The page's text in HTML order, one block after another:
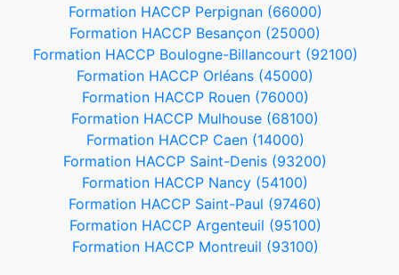
Formation HACCP Perpignan (66000)
Formation HACCP Besançon (25000)
Formation HACCP Boulogne-Billancourt (92100)
Formation HACCP Orléans (45000)
Formation HACCP Rouen (76000)
Formation HACCP Mulhouse (68100)
Formation HACCP Caen (14000)
Formation HACCP Saint-Denis (93200)
Formation HACCP Nancy (54100)
Formation HACCP Saint-Paul (97460)
Formation HACCP Argenteuil (95100)
Formation HACCP Montreuil (93100)